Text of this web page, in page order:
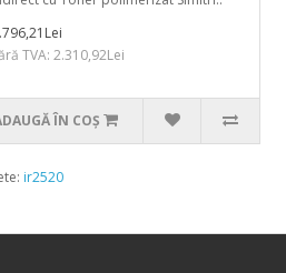
TVA: 2.310,92Lei
ÎN COŞ
ir2520